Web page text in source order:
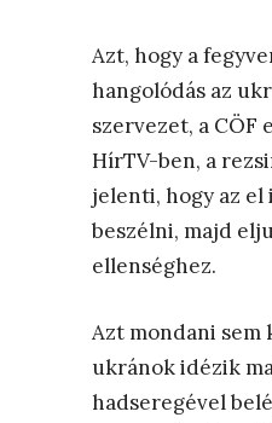
Azt, hogy a
hangolódás az
szervezet, a CÖF
HírTV-ben, a
jelenti, hogy az el
beszélni, majd
ellenséghez.
Azt mondani sem
ukránok idézik
hadseregével